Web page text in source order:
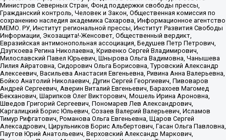
Министров Северных Стран, Фонд поддержки свободы прессы,
Гражданский контроль, Человек и Закон, Общественная комиссия по
сохранению наследия академика Сахарова, Информационное агентство
МЕМО. РУ, Институт региональной прессы, Институт Развития Свободы
Информации, Экозащита!-Женсовет, Общественный вердикт,
Евразийская антимонопольная ассоциация, Бедушев Петр Петрович,
Дзугкоева Регина Николаевна, Кривенко Сергей Владимирович,
Милославский Павел Юрьевич, Шнырова Ольга Вадимовна, Чанышева
Лилия Айратовна, Сидорович Ольга Борисовна, Туровский Александр
Алексеевич, Васильева Анастасия Евгеньевна, Ривина Анна Валерьевна,
Бойко Анатолий Николаевич, Дугин Сергей Георгиевич, Пивоваров
Андрей Сергеевич, Аверин Виталий Евгеньевич, Барахоев Магомед
Бекханович, Шарипков Олег Викторович, Мошель Ирина Ароновна,
Шведов Григорий Сергеевич, Пономарев Лев Александрович,
Каргалицкий Борис Юльевич, Созаев Валерий Валерьевич, Исламов
Тимур Рифгатович, Романова Ольга Евгеньевна, Щаров Сергей
Алексадрович, Цирульников Борис Альбертович, Гасан Ольга Павловна,
Паутов Юрий Анатольевич, Верховский Александр Маркович,